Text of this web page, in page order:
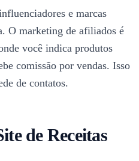
e marcas
O marketing de afiliados é
você indica produtos
comissão por vendas. Isso
de contatos.
de Receitas